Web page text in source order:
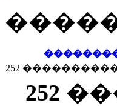
252
252